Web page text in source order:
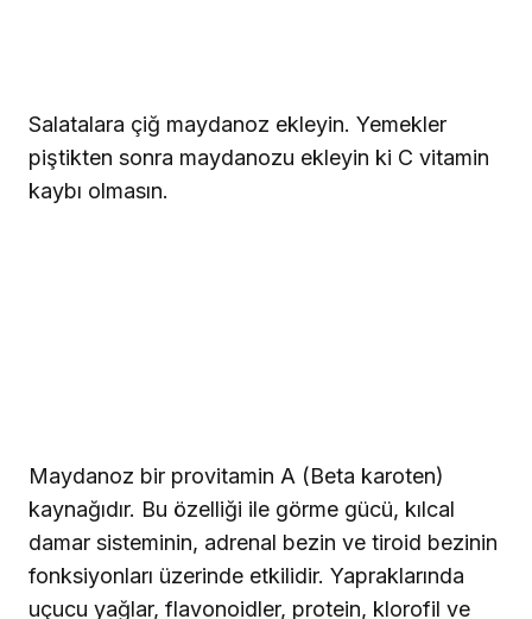
Salatalara çiğ maydanoz ekleyin. Yemekler
piştikten sonra maydanozu ekleyin ki C vitamin
kaybı olmasın.
Maydanoz bir provitamin A (Beta karoten)
kaynağıdır. Bu özelliği ile görme gücü, kılcal
damar sisteminin, adrenal bezin ve tiroid bezinin
fonksiyonları üzerinde etkilidir. Yapraklarında
uçucu yağlar, flavonoidler, protein, klorofil ve